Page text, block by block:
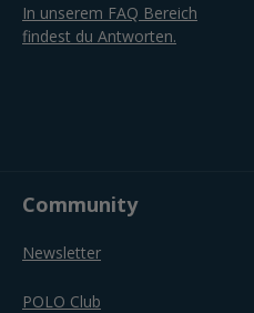
In unserem FAQ Bereich
findest du Antworten.
Community
Newsletter
POLO Club